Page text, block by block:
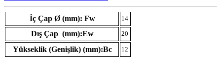
İç Çap Ø (mm): Fw 14
Dış Çap (mm):Ew 20
Yükseklik (Genişlik) (mm):Bc 12